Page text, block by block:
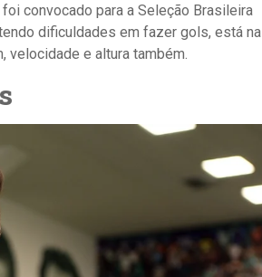
convocado para a Seleção Brasileira
dificuldades em fazer gols, está na
velocidade e altura também.